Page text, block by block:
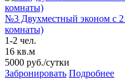
№3 Двухместный эконом с 2
комнаты)
1-2 чел.
16 кв.м
5000 руб./сутки
Забронировать Подробнее